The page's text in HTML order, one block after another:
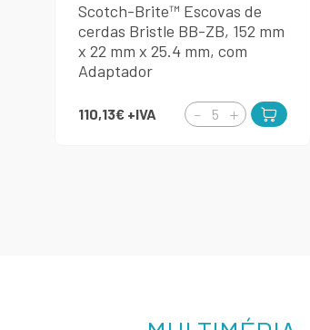
Scotch-Brite™ Escovas de
cerdas Bristle BB-ZB, 152 mm
x 22 mm x 25.4 mm, com
Adaptador
110,13€ +IVA